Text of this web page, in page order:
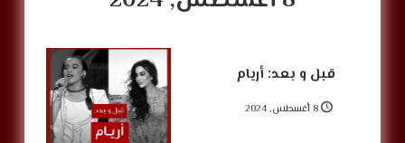
قبل و بعد: أريام
8 أغسطس, 2024